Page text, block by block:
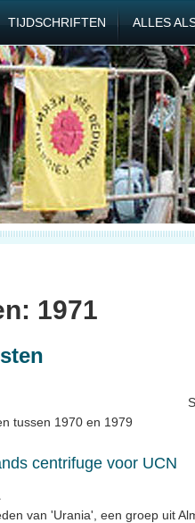
TIJDSCHRIFTEN ALLES
1971
tussen 1970 en 1979
centrifuge voor UCN
van 'Urania', een groep uit